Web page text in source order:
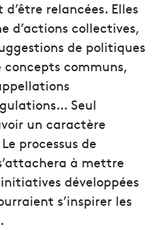
relancées. Elles
d’actions collectives,
de politiques
communs,
Seul
un caractère
processus de
à mettre
développées
s’inspirer les